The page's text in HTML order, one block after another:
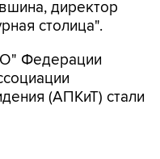
директор
столица".
Федерации
(АПКиТ) стали